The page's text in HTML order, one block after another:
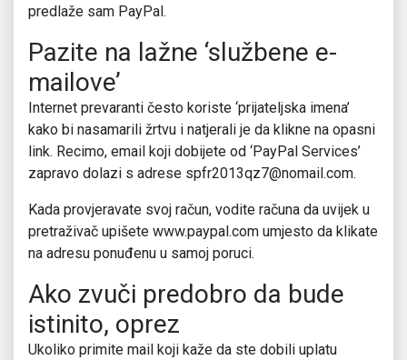
predlaže sam PayPal.
Pazite na lažne ‘službene e-
mailove’
Internet prevaranti često koriste ‘prijateljska imena’
kako bi nasamarili žrtvu i natjerali je da klikne na opasni
link. Recimo, email koji dobijete od ‘PayPal Services’
zapravo dolazi s adrese spfr2013qz7@nomail.com.
Kada provjeravate svoj račun, vodite računa da uvijek u
pretraživač upišete www.paypal.com umjesto da klikate
na adresu ponuđenu u samoj poruci.
Ako zvuči predobro da bude
istinito, oprez
Ukoliko primite mail koji kaže da ste dobili uplatu